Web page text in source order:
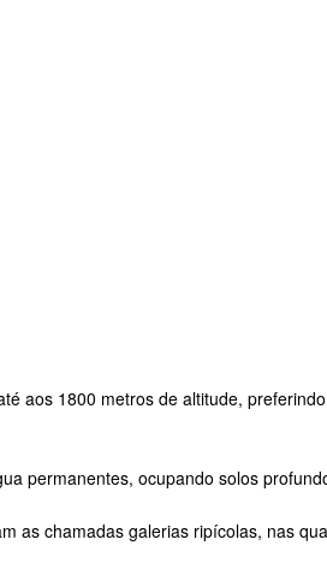
aos 1800 metros de altitude,
permanentes, ocupando solos
as chamadas galerias ripícolas, nas